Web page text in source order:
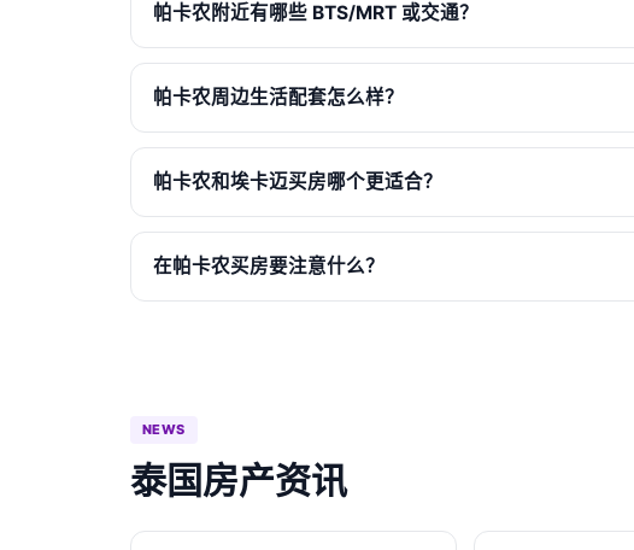
帕卡农附近有哪些 BTS/MRT 或交通？
帕卡农周边生活配套怎么样？
帕卡农和埃卡迈买房哪个更适合？
在帕卡农买房要注意什么？
NEWS
泰国房产资讯